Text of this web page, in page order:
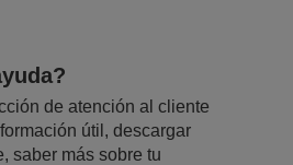
de atención al cliente
útil, descargar
saber más sobre tu